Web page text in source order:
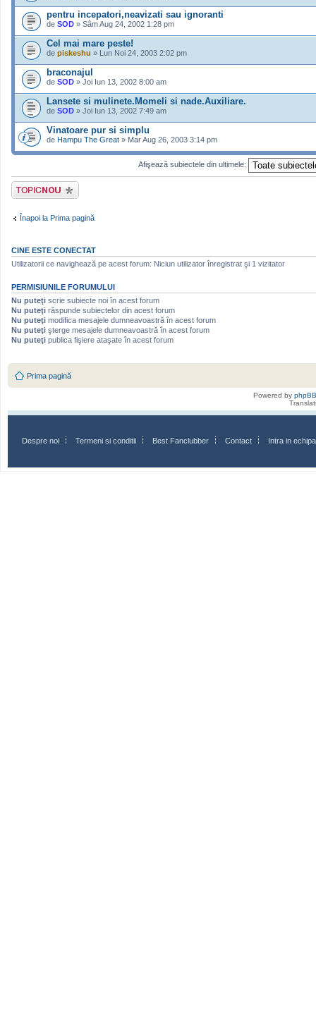
pentru incepatori,neavizati sau ignoranti
de SOD » Sâm Aug 24, 2002 1:28 pm
Cel mai mare peste!
de piskeshu » Lun Noi 24, 2003 2:02 pm
braconajul
de SOD » Joi Iun 13, 2002 8:00 am
Lansete si mulinete.Momeli si nade.Auxiliare.
de SOD » Joi Iun 13, 2002 7:49 am
Vinatoare pur si simplu
de Hampu The Great » Mar Aug 26, 2003 3:14 pm
Afişează subiectele din ultimele:
Scrie un subiect
nou
Înapoi la Prima pagină
CINE ESTE CONECTAT
Utilizatorii ce navighează pe acest forum: Niciun utilizator înregistrat şi 1 vizitator
PERMISIUNILE FORUMULUI
Nu puteţi scrie subiecte noi în acest forum
Nu puteţi răspunde subiectelor din acest forum
Nu puteţi modifica mesajele dumneavoastră în acest forum
Nu puteţi şterge mesajele dumneavoastră în acest forum
Nu puteţi publica fişiere ataşate în acest forum
Prima pagină
Powered by phpBB
Despre noi Termeni si conditii Best Fanclubber Contact Intra in